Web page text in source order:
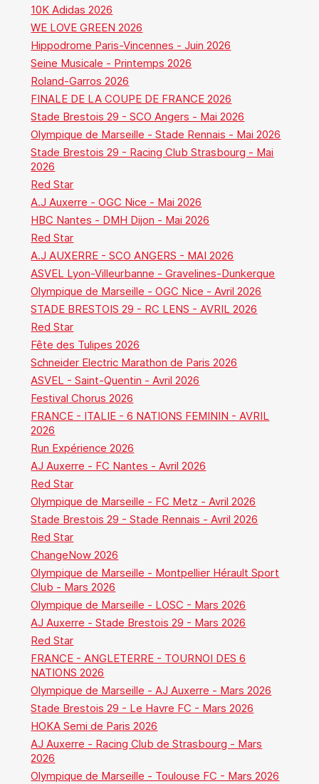
10K Adidas 2026
WE LOVE GREEN 2026
Hippodrome Paris-Vincennes - Juin 2026
Seine Musicale - Printemps 2026
Roland-Garros 2026
FINALE DE LA COUPE DE FRANCE 2026
Stade Brestois 29 - SCO Angers - Mai 2026
Olympique de Marseille - Stade Rennais - Mai 2026
Stade Brestois 29 - Racing Club Strasbourg - Mai
2026
Red Star
A.J Auxerre - OGC Nice - Mai 2026
HBC Nantes - DMH Dijon - Mai 2026
Red Star
A.J AUXERRE - SCO ANGERS - MAI 2026
ASVEL Lyon-Villeurbanne - Gravelines-Dunkerque
Olympique de Marseille - OGC Nice - Avril 2026
STADE BRESTOIS 29 - RC LENS - AVRIL 2026
Red Star
Fête des Tulipes 2026
Schneider Electric Marathon de Paris 2026
ASVEL - Saint-Quentin - Avril 2026
Festival Chorus 2026
FRANCE - ITALIE - 6 NATIONS FEMININ - AVRIL
2026
Run Expérience 2026
AJ Auxerre - FC Nantes - Avril 2026
Red Star
Olympique de Marseille - FC Metz - Avril 2026
Stade Brestois 29 - Stade Rennais - Avril 2026
Red Star
ChangeNow 2026
Olympique de Marseille - Montpellier Hérault Sport
Club - Mars 2026
Olympique de Marseille - LOSC - Mars 2026
AJ Auxerre - Stade Brestois 29 - Mars 2026
Red Star
FRANCE - ANGLETERRE - TOURNOI DES 6
NATIONS 2026
Olympique de Marseille - AJ Auxerre - Mars 2026
Stade Brestois 29 - Le Havre FC - Mars 2026
HOKA Semi de Paris 2026
AJ Auxerre - Racing Club de Strasbourg - Mars
2026
Olympique de Marseille - Toulouse FC - Mars 2026